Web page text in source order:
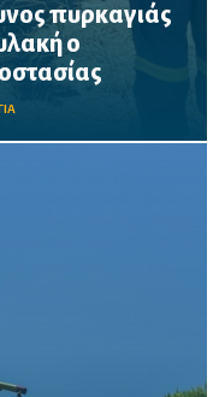
πυρκαγιάς
ο λόγω πολύ
το Σάββατο 8
και η πρόσβαση